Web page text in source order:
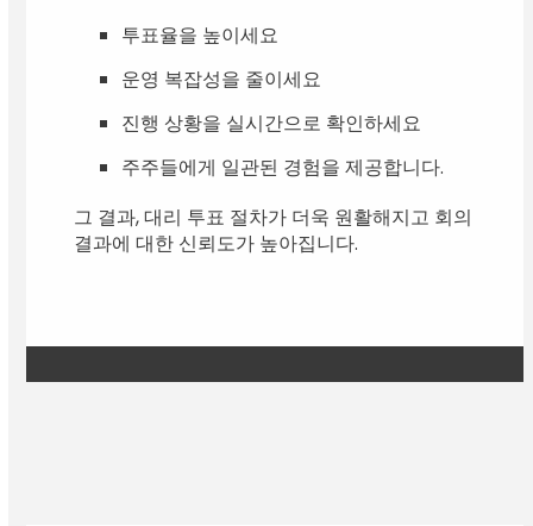
투표율을 높이세요
운영 복잡성을 줄이세요
진행 상황을 실시간으로 확인하세요
주주들에게 일관된 경험을 제공합니다.
그 결과, 대리 투표 절차가 더욱 원활해지고 회의
결과에 대한 신뢰도가 높아집니다.